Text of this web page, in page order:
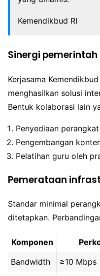
Kemendikbud RI
Sinergi
Kerjasama
menghasilkan solusi
Bentuk kolaborasi lain
Penyediaan
Pengembangan
Pelatihan guru oleh
Pemerataan
Standar minimal
ditetapkan.
Komponen
Bandwidth
≥10 Mbps